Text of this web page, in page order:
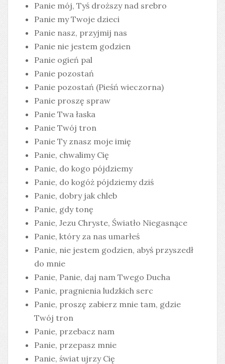
Panie mój, Tyś droższy nad srebro
Panie my Twoje dzieci
Panie nasz, przyjmij nas
Panie nie jestem godzien
Panie ogień pal
Panie pozostań
Panie pozostań (Pieśń wieczorna)
Panie proszę spraw
Panie Twa łaska
Panie Twój tron
Panie Ty znasz moje imię
Panie, chwalimy Cię
Panie, do kogo pójdziemy
Panie, do kogóż pójdziemy dziś
Panie, dobry jak chleb
Panie, gdy tonę
Panie, Jezu Chryste, Światło Niegasnące
Panie, który za nas umarłeś
Panie, nie jestem godzien, abyś przyszedł
do mnie
Panie, Panie, daj nam Twego Ducha
Panie, pragnienia ludzkich serc
Panie, proszę zabierz mnie tam, gdzie
Twój tron
Panie, przebacz nam
Panie, przepasz mnie
Panie, świat ujrzy Cię